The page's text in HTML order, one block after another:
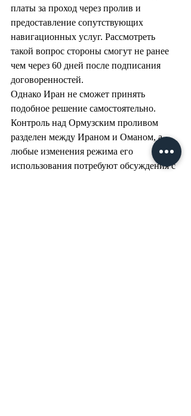
платы за проход через пролив и
предоставление сопутствующих
навигационных услуг. Рассмотреть
такой вопрос стороны смогут не ранее
чем через 60 дней после подписания
договоренностей.
Однако Иран не сможет принять
подобное решение самостоятельно.
Контроль над Ормузским проливом
разделен между Ираном и Оманом, а
любые изменения режима его
использования потребуют обсуждения с